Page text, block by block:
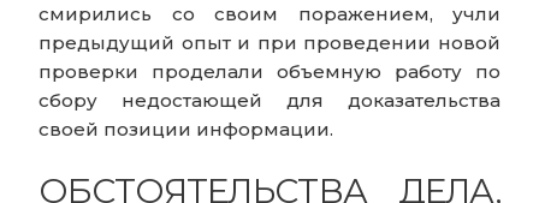
смирились со своим поражением, учли
предыдущий опыт и при проведении новой
проверки проделали объемную работу по
сбору недостающей для доказательства
своей позиции информации.
ОБСТОЯТЕЛЬСТВА ДЕЛА,